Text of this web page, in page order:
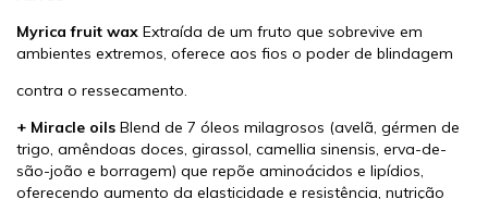
Myrica fruit wax Extraída de um fruto que sobrevive em
ambientes extremos, oferece aos fios o poder de blindagem
contra o ressecamento.
+ Miracle oils Blend de 7 óleos milagrosos (avelã, gérmen de
trigo, amêndoas doces, girassol, camellia sinensis, erva-de-
são-joão e borragem) que repõe aminoácidos e lipídios,
oferecendo aumento da elasticidade e resistência, nutrição